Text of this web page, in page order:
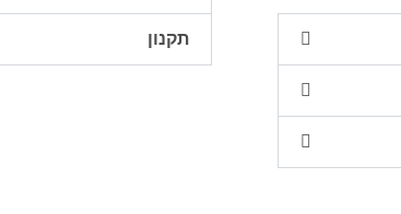
תקנון